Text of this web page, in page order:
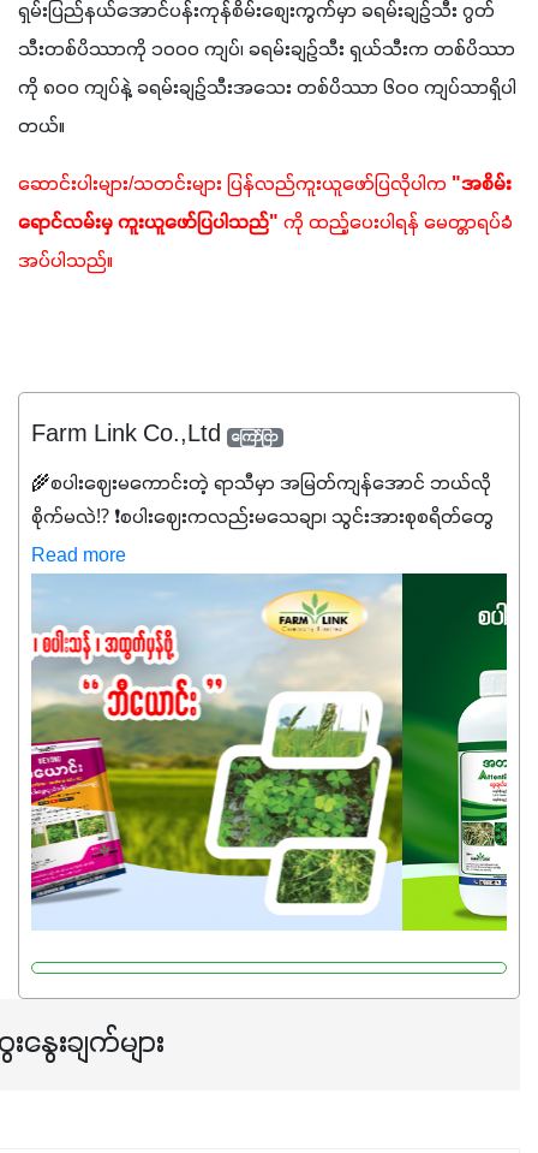
ရှမ်းပြည်နယ်အောင်ပန်းကုန်စိမ်းစျေးကွက်မှာ ခရမ်းချဥ်သီး ဂွတ်
သီးတစ်ပိဿာကို ၁၀၀၀ ကျပ်၊ ခရမ်းချဥ်သီး ရှယ်သီးက တစ်ပိဿာ
ကို ၈၀၀ ကျပ်နဲ့ ခရမ်းချဥ်သီးအသေး တစ်ပိဿာ ၆၀၀ ကျပ်သာရှိပါ
တယ်။
ဆောင်းပါးများ/သတင်းများ ပြန်လည်ကူးယူဖော်ပြလိုပါက "အစိမ်း
ရောင်လမ်းမှ ကူးယူဖော်ပြပါသည်" ကို ထည့်ပေးပါရန် မေတ္တာရပ်ခံ
အပ်ပါသည်။
Farm Link Co.,Ltd ကြော်ငြာ
🌾စပါးဈေးမကောင်းတဲ့ ရာသီမှာ အမြတ်ကျန်အောင် ဘယ်လို
စိုက်မလဲ⁉️ ❗စပါးဈေးကလည်းမသေချာ၊ သွင်းအားစုစရိတ်တွေ
ကလည်း တက်နေတဲ့ဒီလိုအချိန်မှာ သွင်းအားစုဖိုးကို လျှော့ချပြီး
အထွက်နှုန်းကို ထိန်းထားနိုင်မှ ဦးကြီးတို့ အဆင်ပြေမှာနော် ✔️ဒါ
ကြောင့် ကိုယ်သုံးသမျှ ကိုယ့်အတွက်အကျိုးရစေမယ့်
အရည်အသွေးစိတ်ချရတဲ့ သွင်းအားစုပစ္စည်းတွေကိုပဲ ရွေးချယ်
သုံးသင့်ပါတယ်။
Read more
နွေးချက်များ